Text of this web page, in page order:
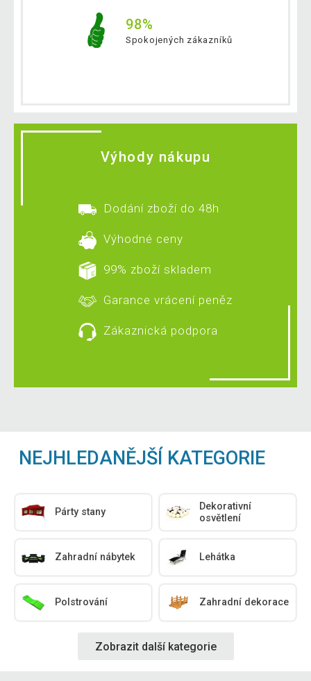
98%
Spokojených zákazníků
Výhody nákupu
Dodání zboží do 48h
Výhodné ceny
99% zboží skladem
Garance vrácení peněz
Zákaznická podpora
NEJHLEDANĚJŠÍ KATEGORIE
Párty stany
Dekorativní
osvětlení
Zahradní nábytek Lehátka
Polstrování Zahradní dekorace
Zobrazit další kategorie